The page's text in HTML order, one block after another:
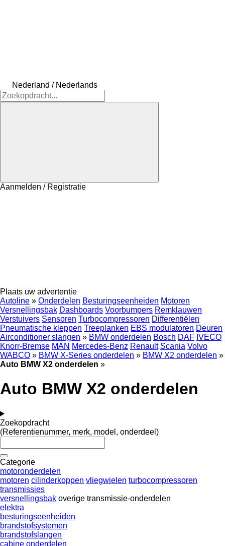
Nederland / Nederlands
Aanmelden / Registratie
Plaats uw advertentie
Autoline » Onderdelen Besturingseenheiden Motoren
Versnellingsbak Dashboards Voorbumpers Remklauwen
Verstuivers Sensoren Turbocompressoren Differentiëlen
Pneumatische kleppen Treeplanken EBS modulatoren Deuren
Airconditioner slangen » BMW onderdelen Bosch DAF IVECO
Knorr-Bremse MAN Mercedes-Benz Renault Scania Volvo
WABCO » BMW X-Series onderdelen » BMW X2 onderdelen »
Auto BMW X2 onderdelen »
Auto BMW X2 onderdelen
Zoekopdracht
(Referentienummer, merk, model, onderdeel)
Categorie
motoronderdelen
motoren cilinderkoppen vliegwielen turbocompressoren
transmissies
versnellingsbak overige transmissie-onderdelen
elektra
besturingseenheiden
brandstofsystemen
brandstofslangen
cabine onderdelen